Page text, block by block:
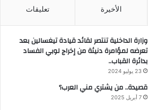
الأخيرة تعليقات
وزارة الداخلية تنتصر لقائد قيادة تيغسالين بعد
تعرضه لمؤامرة دنيئة من إخراج لوبي الفساد
بدائرة القباب..
23 يوليو 2024
قصيدة.. من يشتري مني العرب؟
7 أبريل 2025